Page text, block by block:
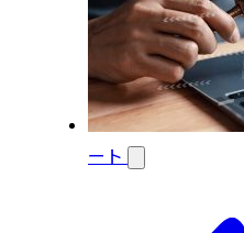
ート